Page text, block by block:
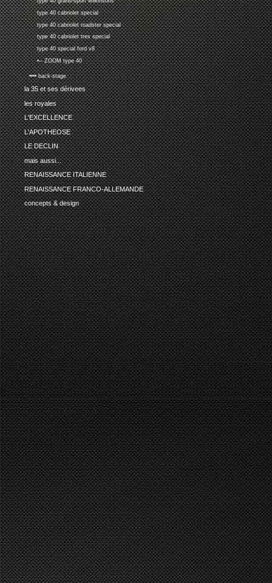
type 40 cabriolet special
type 40 cabriolet roadster special
type 40 cabriolet tres special
type 40 special ford v8
•-- ZOOM type 40
•••• back-stage
la 35 et ses dérivees
les royales
L'EXCELLENCE
L'APOTHEOSE
LE DECLIN
mais aussi...
RENAISSANCE ITALIENNE
RENAISSANCE FRANCO-ALLEMANDE
concepts & design